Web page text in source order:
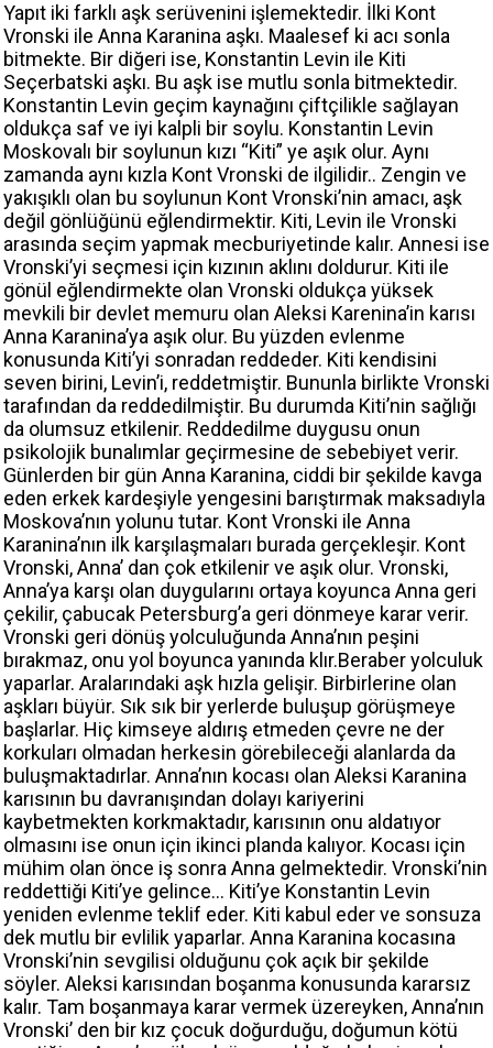
Yapıt iki farklı aşk serüvenini işlemektedir. İlki Kont
Vronski ile Anna Karanina aşkı. Maalesef ki acı sonla
bitmekte. Bir diğeri ise, Konstantin Levin ile Kiti
Seçerbatski aşkı. Bu aşk ise mutlu sonla bitmektedir.
Konstantin Levin geçim kaynağını çiftçilikle sağlayan
oldukça saf ve iyi kalpli bir soylu. Konstantin Levin
Moskovalı bir soylunun kızı “Kiti” ye aşık olur. Aynı
zamanda aynı kızla Kont Vronski de ilgilidir.. Zengin ve
yakışıklı olan bu soylunun Kont Vronski’nin amacı, aşk
değil gönlüğünü eğlendirmektir. Kiti, Levin ile Vronski
arasında seçim yapmak mecburiyetinde kalır. Annesi ise
Vronski’yi seçmesi için kızının aklını doldurur. Kiti ile
gönül eğlendirmekte olan Vronski oldukça yüksek
mevkili bir devlet memuru olan Aleksi Karenina’in karısı
Anna Karanina’ya aşık olur. Bu yüzden evlenme
konusunda Kiti’yi sonradan reddeder. Kiti kendisini
seven birini, Levin’i, reddetmiştir. Bununla birlikte Vronski
tarafından da reddedilmiştir. Bu durumda Kiti’nin sağlığı
da olumsuz etkilenir. Reddedilme duygusu onun
psikolojik bunalımlar geçirmesine de sebebiyet verir.
Günlerden bir gün Anna Karanina, ciddi bir şekilde kavga
eden erkek kardeşiyle yengesini barıştırmak maksadıyla
Moskova’nın yolunu tutar. Kont Vronski ile Anna
Karanina’nın ilk karşılaşmaları burada gerçekleşir. Kont
Vronski, Anna’ dan çok etkilenir ve aşık olur. Vronski,
Anna’ya karşı olan duygularını ortaya koyunca Anna geri
çekilir, çabucak Petersburg’a geri dönmeye karar verir.
Vronski geri dönüş yolculuğunda Anna’nın peşini
bırakmaz, onu yol boyunca yanında klır.Beraber yolculuk
yaparlar. Aralarındaki aşk hızla gelişir. Birbirlerine olan
aşkları büyür. Sık sık bir yerlerde buluşup görüşmeye
başlarlar. Hiç kimseye aldırış etmeden çevre ne der
korkuları olmadan herkesin görebileceği alanlarda da
buluşmaktadırlar. Anna’nın kocası olan Aleksi Karanina
karısının bu davranışından dolayı kariyerini
kaybetmekten korkmaktadır, karısının onu aldatıyor
olmasını ise onun için ikinci planda kalıyor. Kocası için
mühim olan önce iş sonra Anna gelmektedir. Vronski’nin
reddettiği Kiti’ye gelince… Kiti’ye Konstantin Levin
yeniden evlenme teklif eder. Kiti kabul eder ve sonsuza
dek mutlu bir evlilik yaparlar. Anna Karanina kocasına
Vronski’nin sevgilisi olduğunu çok açık bir şekilde
söyler. Aleksi karısından boşanma konusunda kararsız
kalır. Tam boşanmaya karar vermek üzereyken, Anna’nın
Vronski’ den bir kız çocuk doğurduğu, doğumun kötü